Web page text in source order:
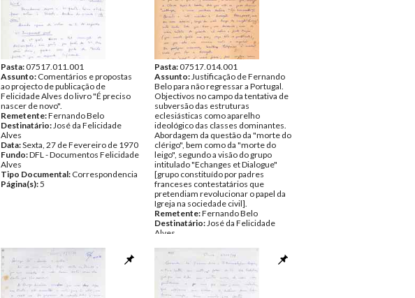
Pasta:07517.011.001
Assunto: Comentários e propostas
ao projecto de publicação de
Felicidade Alves do livro "É preciso
nascer de novo".
Remetente:Fernando Belo
Destinatário:José da Felicidade
Alves
Data:Sexta, 27 de Fevereiro de 1970
Fundo:DFL - Documentos Felicidade
Alves
Tipo Documental: Correspondencia
Página(s):5
Pasta:07517.014.001
Assunto:Justificação de Fernando
Belo para não regressar a Portugal.
Objectivos no campo da tentativa de
subversão das estruturas
eclesiásticas como aparelho
ideológico das classes dominantes.
Abordagem da questão da "morte do
clérigo", bem como da "morte do
leigo", segundo a visão do grupo
intitulado "Echanges et Dialogue"
[grupo constituído por padres
franceses contestatários que
pretendiam revolucionar o papel da
Igreja na sociedade civil].
Remetente:Fernando Belo
Destinatário:José da Felicidade
Alves
1970
Fundo: DFL - Documentos Felicidade
Alves
Tipo Documental:Correspondencia
Página(s):5